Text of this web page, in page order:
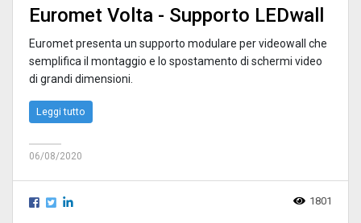
Euromet Volta - Supporto LEDwall
Euromet presenta un supporto modulare per videowall che
semplifica il montaggio e lo spostamento di schermi video
di grandi dimensioni.
Leggi tutto
06/08/2020
1801